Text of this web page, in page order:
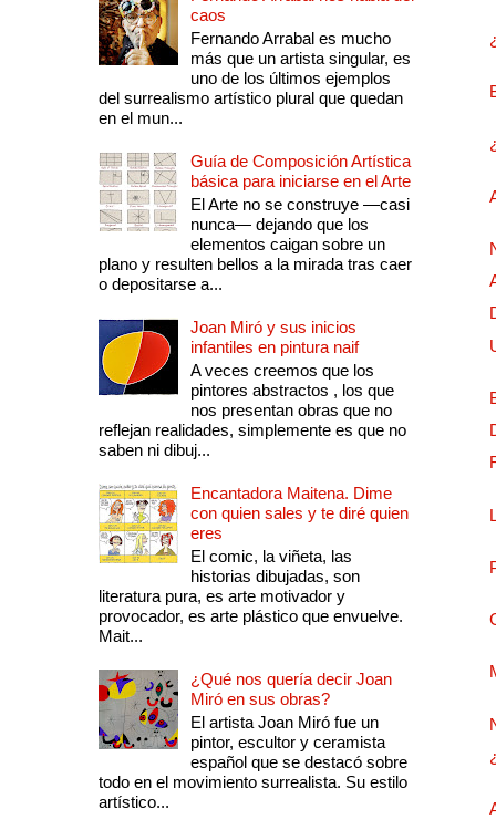
caos
Fernando Arrabal es mucho
más que un artista singular, es
uno de los últimos ejemplos
del surrealismo artístico plural que quedan
en el mun...
Guía de Composición Artística
básica para iniciarse en el Arte
El Arte no se construye —casi
nunca— dejando que los
elementos caigan sobre un
plano y resulten bellos a la mirada tras caer
o depositarse a...
Joan Miró y sus inicios
infantiles en pintura naif
A veces creemos que los
pintores abstractos , los que
nos presentan obras que no
reflejan realidades, simplemente es que no
saben ni dibuj...
Encantadora Maitena. Dime
con quien sales y te diré quien
eres
El comic, la viñeta, las
historias dibujadas, son
literatura pura, es arte motivador y
provocador, es arte plástico que envuelve.
Mait...
¿Qué nos quería decir Joan
Miró en sus obras?
El artista Joan Miró fue un
pintor, escultor y ceramista
español que se destacó sobre
todo en el movimiento surrealista. Su estilo
artístico...